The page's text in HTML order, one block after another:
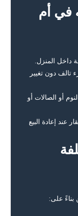
في أم
داخل المنزل.
تالف دون تغيير
أو الصالات أو
عند إعادة البيع
بناءً على: